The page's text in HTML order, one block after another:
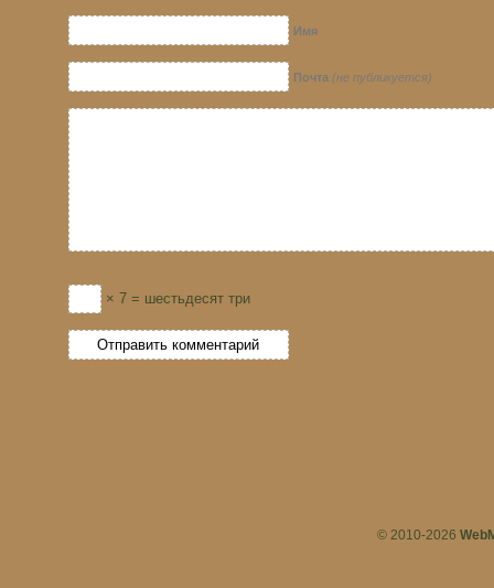
Имя
Почта (не публикуется)
× 7 = шестьдесят три
© 2010-2026